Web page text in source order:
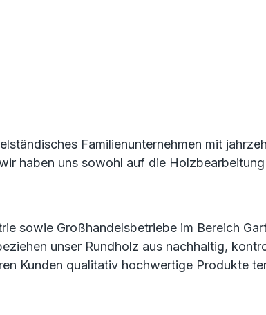
Familienunternehmen mit
haben uns sowohl auf die
sowie Großhandelsbetriebe im Bereich
unser Rundholz aus nachhaltig,
Kunden qualitativ hochwertige Produkte